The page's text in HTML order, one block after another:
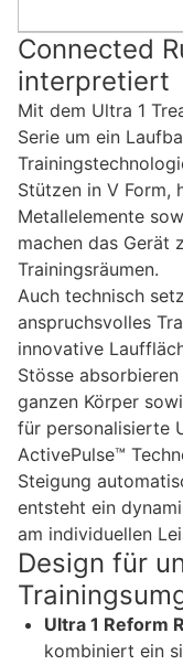
Connected
interpretiert
Mit dem Ultra 1
Serie um ein
Stützen in V Form,
Metallelemente
machen das Gerät
Trainingsräumen.
Auch technisch
anspruchsvolles
innovative
Stösse
ganzen Körper
für personalisierte
ActivePulse™
Steigung
entsteht ein
am individuellen
Design für
Ultra 1 Reform
kombiniert ein